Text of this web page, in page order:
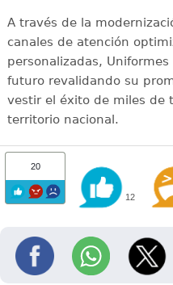
A través de la
canales de atención
personalizadas,
futuro revalidando su
vestir el éxito de miles de
territorio nacional.
20
12